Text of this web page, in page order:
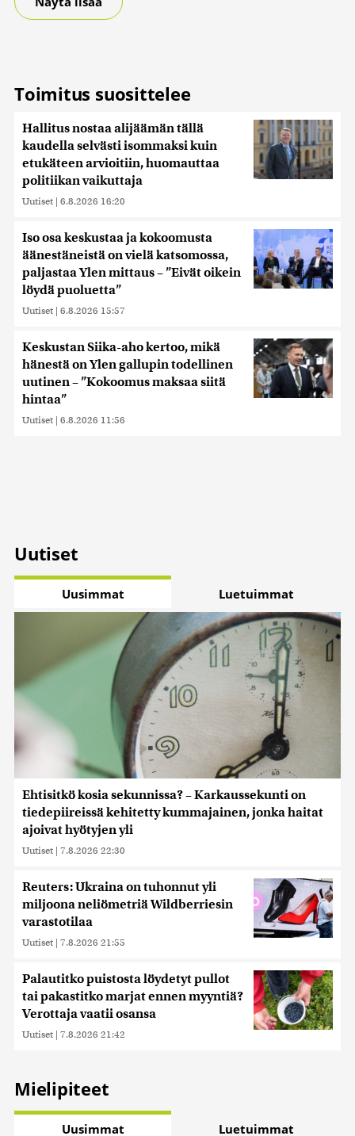
Toimitus suosittelee
Hallitus nostaa alijäämän tällä
kaudella selvästi isommaksi kuin
etukäteen arvioitiin, huomauttaa
politiikan vaikuttaja
Uutiset | 6.8.2026 16:20
Iso osa keskustaa ja kokoomusta
äänestäneistä on vielä katsomossa,
paljastaa Ylen mittaus – ”Eivät oikein
löydä puoluetta”
Uutiset | 6.8.2026 15:57
Keskustan Siika-aho kertoo, mikä
hänestä on Ylen gallupin todellinen
uutinen – ”Kokoomus maksaa siitä
hintaa”
Uutiset | 6.8.2026 11:56
Uutiset
Uusimmat Luetuimmat
Ehtisitkö kosia sekunnissa? – Karkaussekunti on
tiedepiireissä kehitetty kummajainen, jonka haitat
ajoivat hyötyjen yli
Uutiset | 7.8.2026 22:30
Reuters: Ukraina on tuhonnut yli
miljoona neliömetriä Wildberriesin
varastotilaa
Uutiset | 7.8.2026 21:55
Palautitko puistosta löydetyt pullot
tai pakastitko marjat ennen myyntiä?
Verottaja vaatii osansa
Uutiset | 7.8.2026 21:42
Mielipiteet
Uusimmat Luetuimmat